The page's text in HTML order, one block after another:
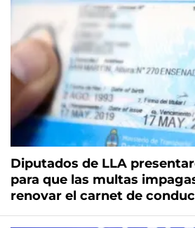
Diputados de LLA
para que las multas
renovar el carnet de